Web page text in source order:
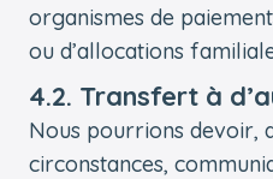
organismes de
ou d’allocations
4.2. Transfert à
Nous pourrions devoir,
circonstances,